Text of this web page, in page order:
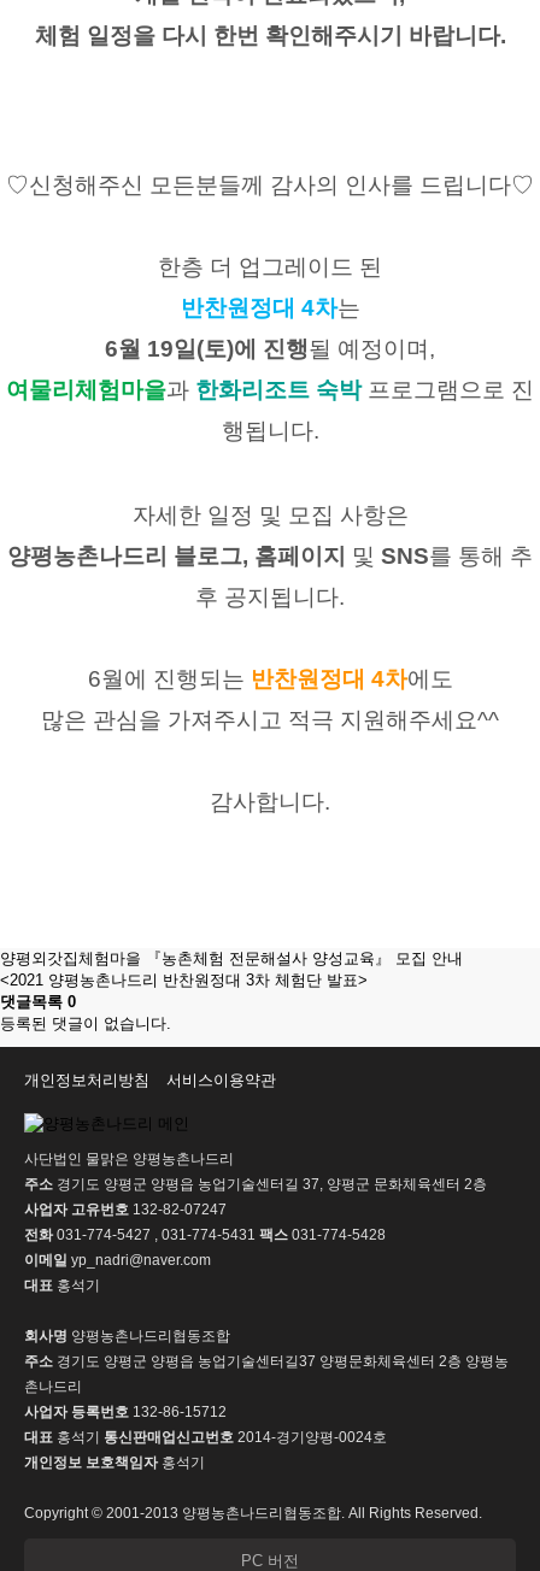
체험 일정을 다시 한번 확인해주시기 바랍니다.
♡신청해주신 모든분들께 감사의 인사를 드립니다♡
한층 더 업그레이드 된​
반찬원정대 4차는
6월 19일(토)에 진행될 예정이며,
여물리체험마을과 한화리조트 숙박 프로그램으로 진
행됩니다.
자세한 일정 및 모집 사항은
양평농촌나드리 블로그, 홈페이지 및 SNS를 통해 추
후 공지됩니다.
6월에 진행되는 반찬원정대 4차에도
많은 관심을 가져주시고 적극 지원해주세요^^
감사합니다.
양평외갓집체험마을 『농촌체험 전문해설사 양성교육』 모집 안내
<2021 양평농촌나드리 반찬원정대 3차 체험단 발표>
댓글목록 0
등록된 댓글이 없습니다.
개인정보처리방침 서비스이용약관
사단법인 물맑은 양평농촌나드리
주소 경기도 양평군 양평읍 농업기술센터길 37, 양평군 문화체육센터 2층
사업자 고유번호 132-82-07247
전화031-774-5427 , 031-774-5431 팩스 031-774-5428
이메일 yp_nadri@naver.com
대표 홍석기
회사명 양평농촌나드리협동조합
주소 경기도 양평군 양평읍 농업기술센터길37 양평문화체육센터 2층 양평농
촌나드리
사업자 등록번호 132-86-15712
대표 홍석기 통신판매업신고번호 2014-경기양평-0024호
개인정보 보호책임자홍석기
Copyright © 2001-2013 양평농촌나드리협동조합. All Rights Reserved.
PC 버전